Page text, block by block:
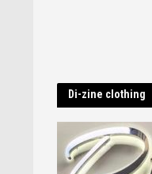
Di-zine clothing